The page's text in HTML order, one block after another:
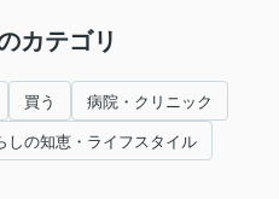
カテゴリ
買う 病院・クリニック
しの知恵・ライフスタイル